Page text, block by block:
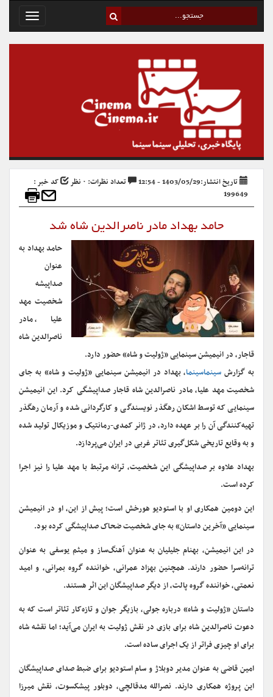
Toggle
تاریخ انتشار:1403/05/29 - 12:54 تعداد نظرات: ۰ نظر
کد خبر :
199649
حامد بهداد مادر ناصرالدین شاه شد
حامد بهداد به
عنوان
صداپیشه
شخصیت مهد
علیا، مادر
ناصرالدین شاه
قاجار، در انیمیشن سینمایی «ژولیت و شاه» حضور دارد.
به گزارش سینماسینما، بهداد در انیمیشن سینمایی «ژولیت و شاه» به جای
شخصیت مهد علیا، مادر ناصرالدین شاه قاجار صداپیشگی کرد. این انیمیشن
سینمایی که توسط اشکان رهگذر نویسندگی و کارگردانی شده و آرمان رهگذر
تهیه‌کنندگی آن را بر عهده دارد، در ژانر کمدی-رمانتیک و موزیکال تولید شده
و به وقایع تاریخی شکل‌گیری تئاتر غربی در ایران می‌پردازد.
بهداد علاوه بر صداپیشگی این شخصیت، ترانه مرتبط با مهد علیا را نیز اجرا
کرده است.
این دومین همکاری او با استودیو هورخش است؛ پیش از این، او در انیمیشن
سینمایی «آخرین داستان» به جای شخصیت ضحاک صداپیشگی کرده بود.
در این انیمیشن، بهنام جلیلیان به عنوان آهنگ‌ساز و میثم یوسفی به عنوان
ترانه‌سرا حضور دارند. همچنین بهزاد عمرانی، خواننده گروه بمرانی، و امید
نعمتی، خواننده گروه پالت، از دیگر صداپیشگان این اثر هستند.
داستان «ژولیت و شاه» درباره جولی، بازیگر جوان و تازه‌کار تئاتر است که به
دعوت ناصرالدین شاه برای بازی در نقش ژولیت به ایران می‌آید؛ اما نقشه شاه
برای او چیزی فراتر از یک اجرای ساده است.
امین قاضی به عنوان مدیر دوبلاژ و سام استودیو برای ضبط صدای صداپیشگان
این پروژه همکاری دارند. نصرالله مدقالچی، دوبلور پیشکسوت، نقش میرزا